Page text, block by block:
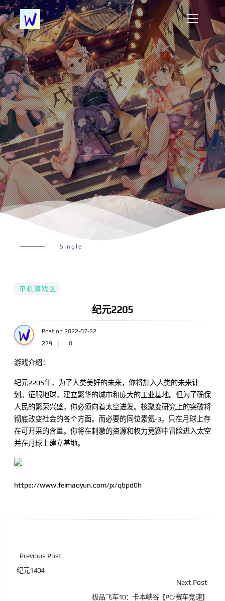
Single
单机游戏区
纪元2205
Post on 2022-07-22
279
0
游戏介绍：
纪元2205年，为了人类美好的未来，你将加入人类的未来计
划。征服地球，建立繁华的城市和庞大的工业基地。但为了确保
人民的繁荣兴盛，你必须向着太空进发。核聚变研究上的突破将
彻底改变社会的各个方面。而必要的同位素氦-3，只在月球上存
在可开采的含量。你将在刺激的资源和权力竞赛中冒险进入太空
并在月球上建立基地。
https://www.feimaoyun.com/jx/qbpd0h
Previous Post
纪元1404
Next Post
极品飞车10：卡本峡谷【PC/赛车竞速】